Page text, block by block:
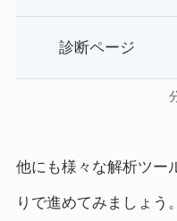
診断ページ
他にも様々な解析ツー
りで進めてみましょう。